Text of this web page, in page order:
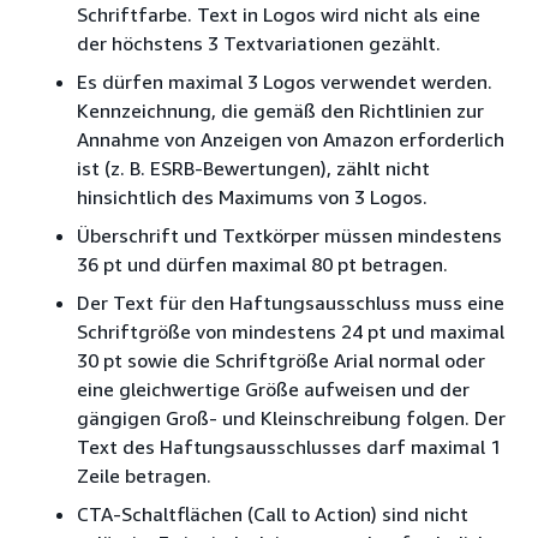
Schriftfarbe. Text in Logos wird nicht als eine
der höchstens 3 Textvariationen gezählt.
Es dürfen maximal 3 Logos verwendet werden.
Kennzeichnung, die gemäß den Richtlinien zur
Annahme von Anzeigen von Amazon erforderlich
ist (z. B. ESRB-Bewertungen), zählt nicht
hinsichtlich des Maximums von 3 Logos.
Überschrift und Textkörper müssen mindestens
36 pt und dürfen maximal 80 pt betragen.
Der Text für den Haftungsausschluss muss eine
Schriftgröße von mindestens 24 pt und maximal
30 pt sowie die Schriftgröße Arial normal oder
eine gleichwertige Größe aufweisen und der
gängigen Groß- und Kleinschreibung folgen. Der
Text des Haftungsausschlusses darf maximal 1
Zeile betragen.
CTA-Schaltflächen (Call to Action) sind nicht